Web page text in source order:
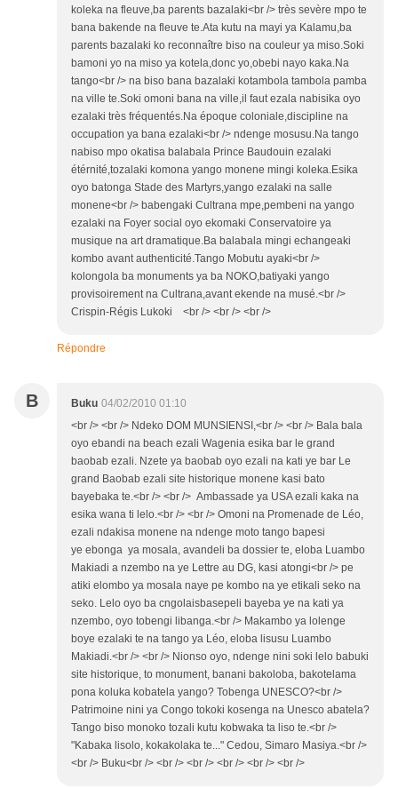
koleka na fleuve,ba parents bazalaki<br /> très sevère mpo te
bana bakende na fleuve te.Ata kutu na mayi ya Kalamu,ba
parents bazalaki ko reconnaître biso na couleur ya miso.Soki
bamoni yo na miso ya kotela,donc yo,obebi nayo kaka.Na
tango<br /> na biso bana bazalaki kotambola tambola pamba
na ville te.Soki omoni bana na ville,il faut ezala nabisika oyo
ezalaki très fréquentés.Na époque coloniale,discipline na
occupation ya bana ezalaki<br /> ndenge mosusu.Na tango
nabiso mpo okatisa balabala Prince Baudouin ezalaki
étérnité,tozalaki komona yango monene mingi koleka.Esika
oyo batonga Stade des Martyrs,yango ezalaki na salle
monene<br /> babengaki Cultrana mpe,pembeni na yango
ezalaki na Foyer social oyo ekomaki Conservatoire ya
musique na art dramatique.Ba balabala mingi echangeaki
kombo avant authenticité.Tango Mobutu ayaki<br />
kolongola ba monuments ya ba NOKO,batiyaki yango
provisoirement na Cultrana,avant ekende na musé.<br />
Crispin-Régis Lukoki <br /> <br /> <br />
Répondre
B Buku 04/02/2010 01:10
<br /> <br /> Ndeko DOM MUNSIENSI,<br /> <br /> Bala bala
oyo ebandi na beach ezali Wagenia esika bar le grand
baobab ezali. Nzete ya baobab oyo ezali na kati ye bar Le
grand Baobab ezali site historique monene kasi bato
bayebaka te.<br /> <br /> Ambassade ya USA ezali kaka na
esika wana ti lelo.<br /> <br /> Omoni na Promenade de Léo,
ezali ndakisa monene na ndenge moto tango bapesi
ye ebonga ya mosala, avandeli ba dossier te, eloba Luambo
Makiadi a nzembo na ye Lettre au DG, kasi atongi<br /> pe
atiki elombo ya mosala naye pe kombo na ye etikali seko na
seko. Lelo oyo ba cngolaisbasepeli bayeba ye na kati ya
nzembo, oyo tobengi libanga.<br /> Makambo ya lolenge
boye ezalaki te na tango ya Léo, eloba lisusu Luambo
Makiadi.<br /> <br /> Nionso oyo, ndenge nini soki lelo babuki
site historique, to monument, banani bakoloba, bakotelama
pona koluka kobatela yango? Tobenga UNESCO?<br />
Patrimoine nini ya Congo tokoki kosenga na Unesco abatela?
Tango biso monoko tozali kutu kobwaka ta liso te.<br />
"Kabaka lisolo, kokakolaka te..." Cedou, Simaro Masiya.<br />
<br /> Buku<br /> <br /> <br /> <br /> <br /> <br />